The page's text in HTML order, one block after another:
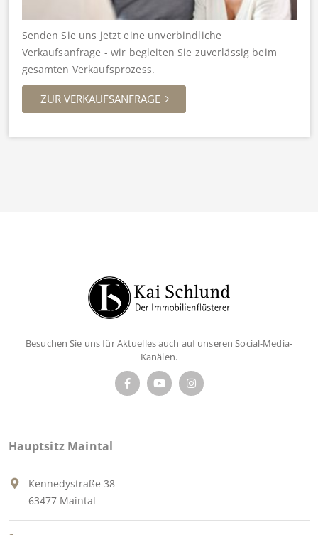
Senden Sie uns jetzt eine unverbindliche
Verkaufsanfrage - wir begleiten Sie zuverlässig beim
gesamten Verkaufsprozess.
ZUR VERKAUFSANFRAGE
Besuchen Sie uns für Aktuelles auch auf unseren Social-Media-
Kanälen.
Hauptsitz Maintal
Kennedystraße 38
63477 Maintal